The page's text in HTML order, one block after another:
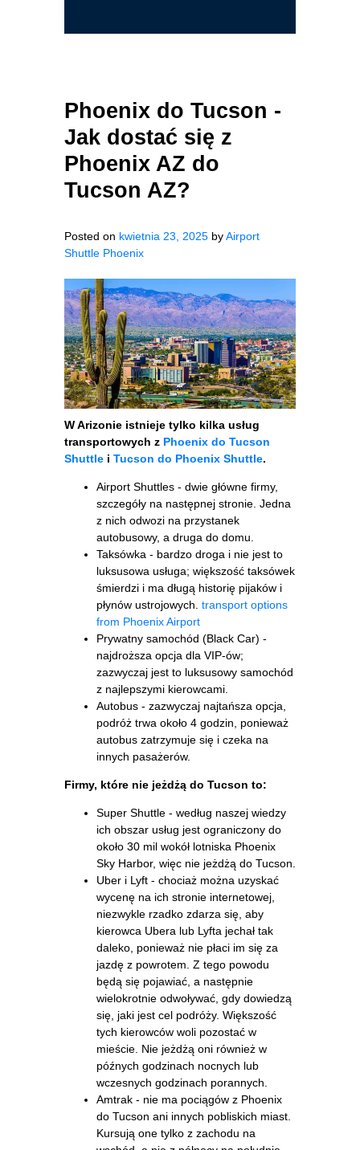
Phoenix do Tucson -
Jak dostać się z
Phoenix AZ do
Tucson AZ?
Posted on kwietnia 23, 2025 byAirport
Shuttle Phoenix
W Arizonie istnieje tylko kilka usług
transportowych z Phoenix do Tucson
Shuttle i Tucson do Phoenix Shuttle.
Airport Shuttles - dwie główne firmy,
szczegóły na następnej stronie. Jedna
z nich odwozi na przystanek
autobusowy, a druga do domu.
Taksówka - bardzo droga i nie jest to
luksusowa usługa; większość taksówek
śmierdzi i ma długą historię pijaków i
płynów ustrojowych. transport options
from Phoenix Airport
Prywatny samochód (Black Car) -
najdroższa opcja dla VIP-ów;
zazwyczaj jest to luksusowy samochód
z najlepszymi kierowcami.
Autobus - zazwyczaj najtańsza opcja,
podróż trwa około 4 godzin, ponieważ
autobus zatrzymuje się i czeka na
innych pasażerów.
Firmy, które nie jeżdżą do Tucson to:
Super Shuttle - według naszej wiedzy
ich obszar usług jest ograniczony do
około 30 mil wokół lotniska Phoenix
Sky Harbor, więc nie jeżdżą do Tucson.
Uber i Lyft - chociaż można uzyskać
wycenę na ich stronie internetowej,
niezwykle rzadko zdarza się, aby
kierowca Ubera lub Lyfta jechał tak
daleko, ponieważ nie płaci im się za
jazdę z powrotem. Z tego powodu
będą się pojawiać, a następnie
wielokrotnie odwoływać, gdy dowiedzą
się, jaki jest cel podróży. Większość
tych kierowców woli pozostać w
mieście. Nie jeżdżą oni również w
późnych godzinach nocnych lub
wczesnych godzinach porannych.
Amtrak - nie ma pociągów z Phoenix
do Tucson ani innych pobliskich miast.
Kursują one tylko z zachodu na